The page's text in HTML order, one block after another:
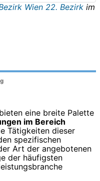
Wien 22. Bezirk im
eine breite Palette
im Bereich
Tätigkeiten dieser
spezifischen
Art der angebotenen
der häufigsten